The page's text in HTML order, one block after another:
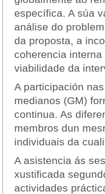
específica. A súa
análise do
da proposta, a
coherencia
viabilidade da
A participación
medianos (GM)
continua. As
membros dun
individuais da
A asistencia ás
xustificada
actividades